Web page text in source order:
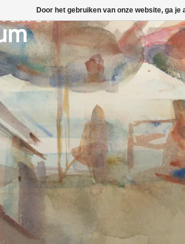
Door het gebruiken van onze website, ga